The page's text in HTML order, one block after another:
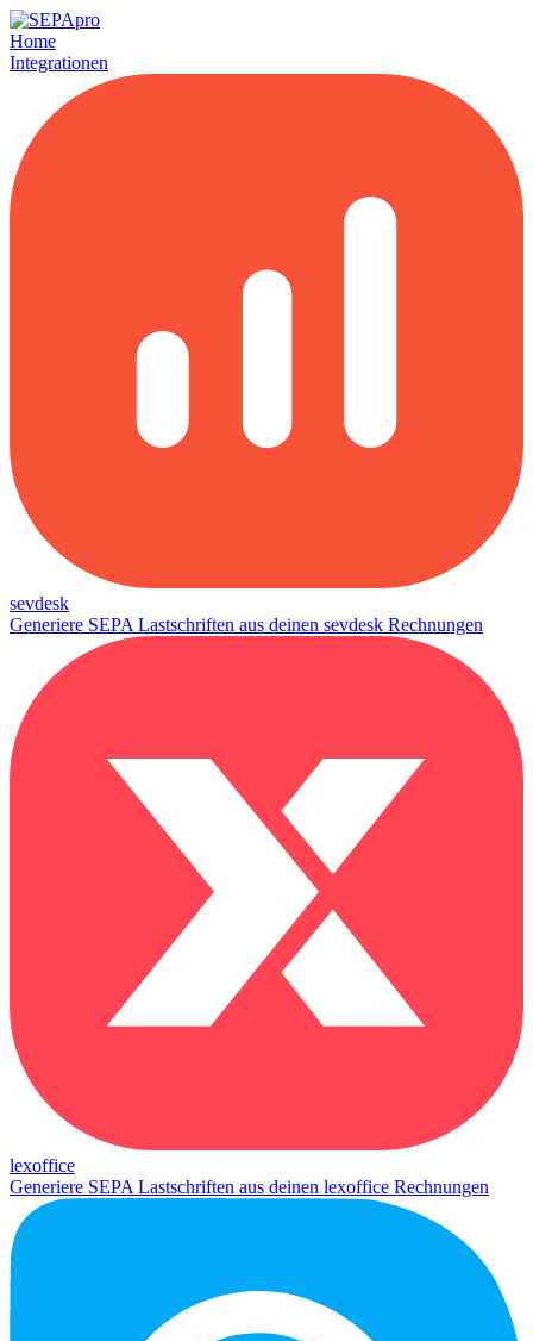
Home
Integrationen
sevdesk
Generiere SEPA Lastschriften aus deinen sevdesk Rechnungen
lexoffice
Generiere SEPA Lastschriften aus deinen lexoffice Rechnungen